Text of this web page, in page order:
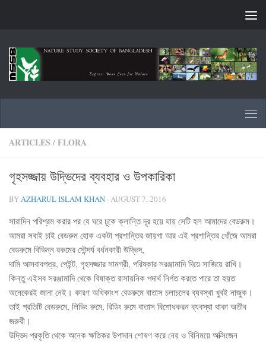
ARTICLES /FLORA
গৃহসজ্জায় উদ্ভিদের ব্যবহার ও উপকারিকা
BYAZHARUL ISLAM KHAN · AUGUST 7, 2016
সারাদিন পরিশ্রম করার পর যে ঘরে ঢুকে ক্লান্তি দূর হয়ে যায় সেটি হল আমাদের বেডরুম।
আমরা সবাই চাই বেডরুম হোক একটা প্রশান্তির জায়গা আর এই প্রশান্তির খোঁজে আমরা
বেডরুমে বিভিন্ন রকমের সৌন্দর্য বর্ধনকারী উদ্ভিদ,
দামি আসবাবপত্র, পেইন্ট, গৃহসজ্জার সামগ্রী, পরিষ্কার সরঞ্জামাদি দিয়ে সাজিয়ে রাখি।
কিন্তু এইসব সরঞ্জামাদি থেকে বিষাক্ত রাসায়নিক পদার্থ নির্গত করতে পারে তা হয়ত
অনেকেরই জানা নেই। কারণ অধিকাংশ বেডরুমে বাতাস চলাচলের ব্যবস্থা খুবই নাজুক।
তাই প্রতিটি বেডরুমে, লিভিং রুমে, রিডিং রুমে বাতাস বিশোধকরন ব্যবস্থা থাকা অতীব
জরুরী।
উদ্ভিদ প্রকৃতি থেকে অনেক ক্ষতিকর উপাদান শোষণ করে নেয় ও বিনিময়ে অক্সিজেন